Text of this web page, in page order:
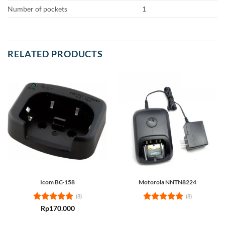
Number of pockets 1
RELATED PRODUCTS
Icom BC-158
Rated5
(8)
Rp170.000
Motorola NNTN8224
(8)